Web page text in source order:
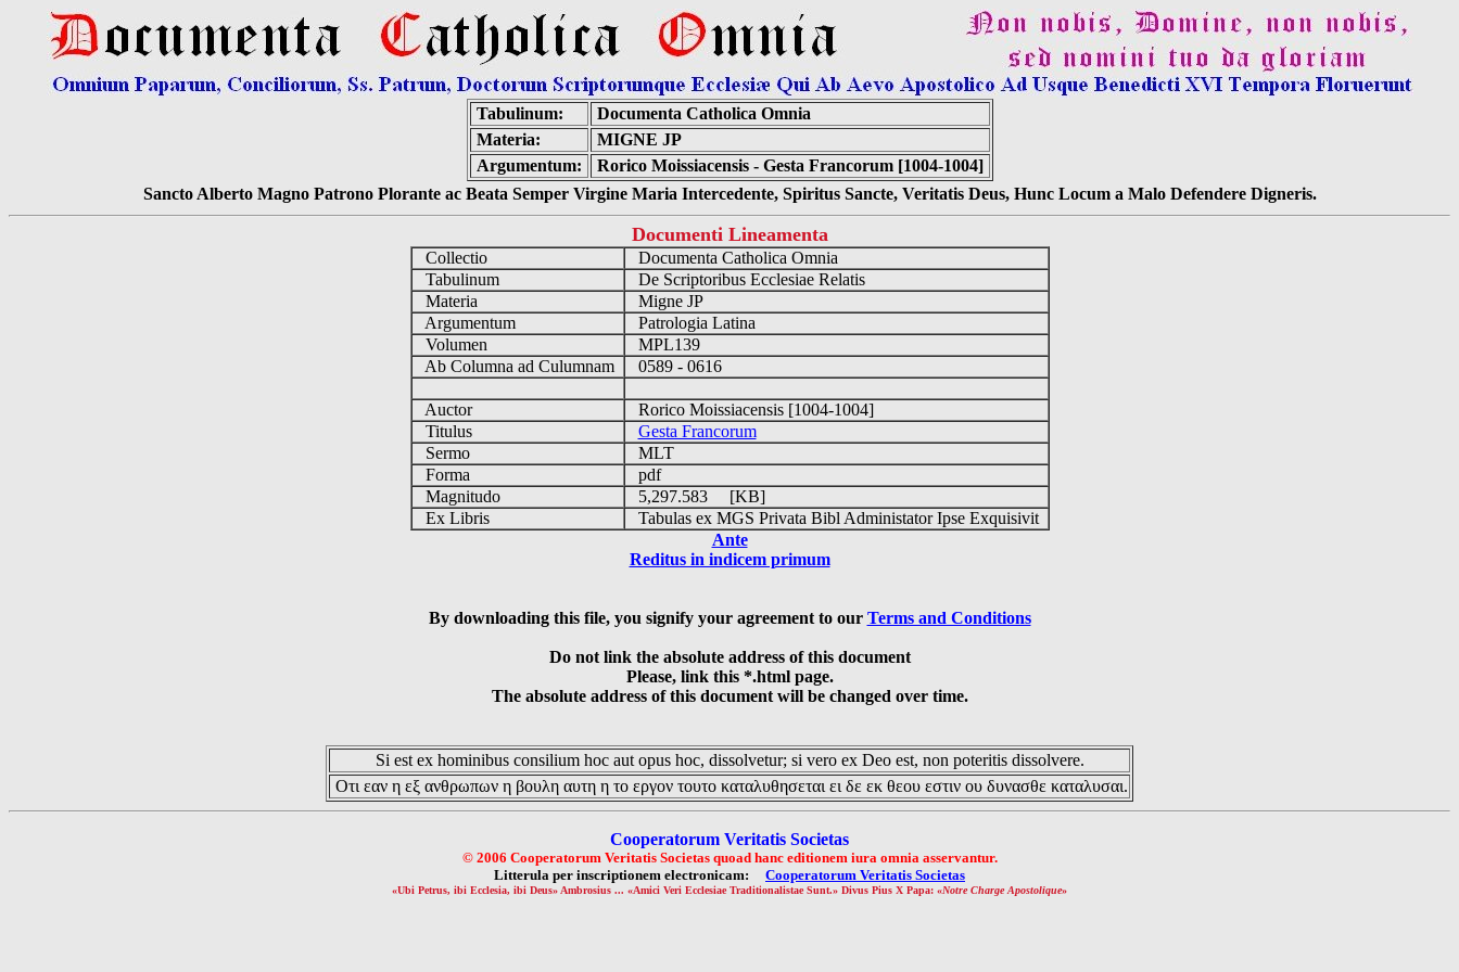
Tabulinum:
Documenta Catholica Omnia
Materia:
MIGNE JP
Argumentum:
Rorico Moissiacensis - Gesta Francorum [1004-1004]
Sancto Alberto Magno Patrono Plorante ac Beata Semper Virgine Maria Intercedente, Spiritus Sancte, Veritatis Deus, Hunc Locum a Malo Defendere Digneris.
Documenti Lineamenta
Collectio
Documenta Catholica Omnia
Tabulinum
De Scriptoribus Ecclesiae Relatis
Materia
Migne JP
Argumentum
Patrologia Latina
Volumen
MPL139
Ab Columna ad Culumnam
0589 - 0616
Auctor
Rorico Moissiacensis [1004-1004]
Titulus
Gesta Francorum
Sermo
MLT
Forma
pdf
Magnitudo
5,297.583 [KB]
Ex Libris
Tabulas ex MGS Privata Bibl Administator Ipse Exquisivit
Ante
Reditus in indicem primum
By downloading this file, you signify your agreement to our Terms and Conditions
Do not link the absolute address of this document
Please, link this *.html page.
The absolute address of this document will be changed over time.
Si est ex hominibus consilium hoc aut opus hoc, dissolvetur; si vero ex Deo est, non poteritis dissolvere.
Οτι εαν η εξ ανθρωπων η βουλη αυτη η το εργον τουτο καταλυθησεται ει δε εκ θεου εστιν ου δυνασθε καταλυσαι.
Cooperatorum Veritatis Societas
© 2006 Cooperatorum Veritatis Societas quoad hanc editionem iura omnia asservantur.
Litterula per inscriptionem electronicam: Cooperatorum Veritatis Societas
«Ubi Petrus, ibi Ecclesia, ibi Deus» Ambrosius ... «Amici Veri Ecclesiae Traditionalistae Sunt.» Divus Pius X Papa: «Notre Charge Apostolique»